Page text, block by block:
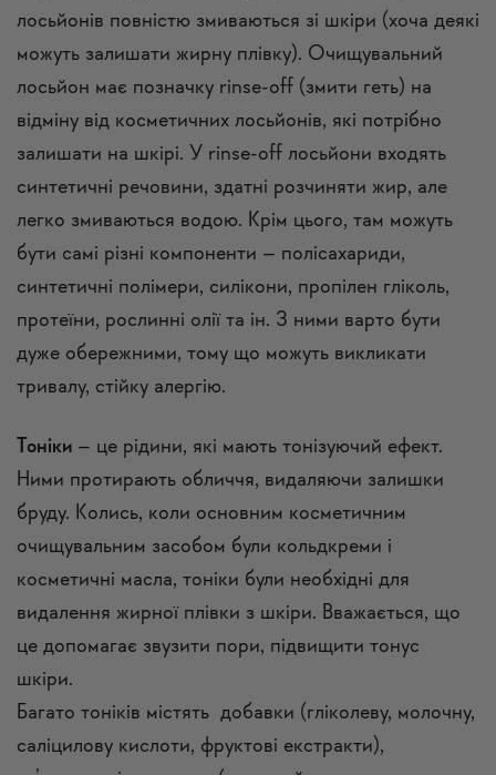
лосьйонів повністю змиваються зі шкіри (хоча деякі
можуть залишати жирну плівку). Очищувальний
лосьйон має позначку rinse-off (змити геть) на
відміну від косметичних лосьйонів, які потрібно
залишати на шкірі. У rinse-off лосьйони входять
синтетичні речовини, здатні розчиняти жир, але
легко змиваються водою. Крім цього, там можуть
бути самі різні компоненти – полісахариди,
синтетичні полімери, силікони, пропілен гліколь,
протеїни, рослинні олії та ін. З ними варто бути
дуже обережними, тому що можуть викликати
тривалу, стійку алергію.
Тоніки – це рідини, які мають тонізуючий ефект.
Ними протирають обличчя, видаляючи залишки
бруду. Колись, коли основним косметичним
очищувальним засобом були кольдкреми і
косметичні масла, тоніки були необхідні для
видалення жирної плівки з шкіри. Вважається, що
це допомагає звузити пори, підвищити тонус
шкіри.
Багато тоніків містять добавки (гліколеву, молочну,
саліцилову кислоти, фруктові екстракти),